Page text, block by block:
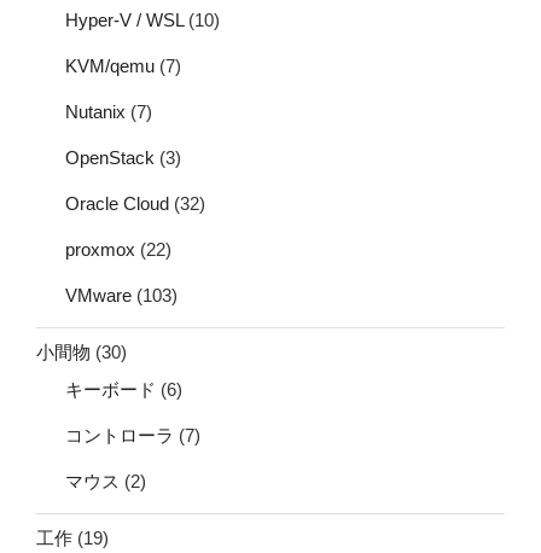
Hyper-V / WSL(10)
KVM/qemu (7)
Nutanix (7)
OpenStack (3)
Oracle Cloud (32)
proxmox (22)
VMware (103)
小間物 (30)
キーボード (6)
コントローラ (7)
マウス (2)
工作 (19)